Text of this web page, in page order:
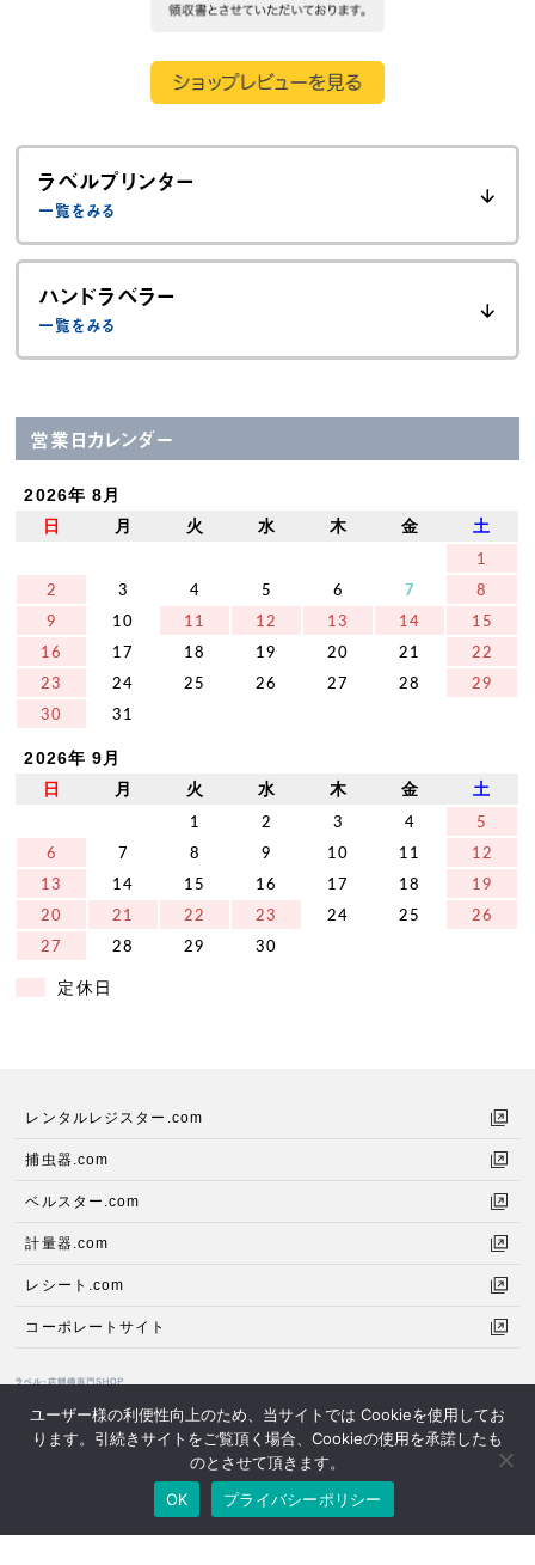
ラベルプリンター
ハンドラベラー
営業日カレンダー
2026年 8月
日
月 火 水 木 金 土
1
2
3 4 5 6 7
8
9
10 11 12 13 14
15
16
17 18 19 20 21
22
23
24 25 26 27 28
29
30
31
2026年 9月
日
月 火 水 木 金 土
1 2 3 4
5
6
7 8 9 10 11
12
13
14 15 16 17 18
19
20
21 22 23 24 25
26
27
28 29 30
定休日
レンタルレジスター.com
捕虫器.com
ベルスター.com
計量器.com
レシート.com
コーポレートサイト
小売、物流、医療、製造などの各分野でのバーコードや内容表示を印刷する
ラベルプリンターとラベルの専門SHOPです。
© 2020 愛知計機株式会社 中部計機サテライト.
ユーザー様の利便性向上のため、当サイトでは Cookieを使用してお
ります。引続きサイトをご覧頂く場合、Cookieの使用を承諾したも
のとさせて頂きます。
OK
プライバシーポリシー